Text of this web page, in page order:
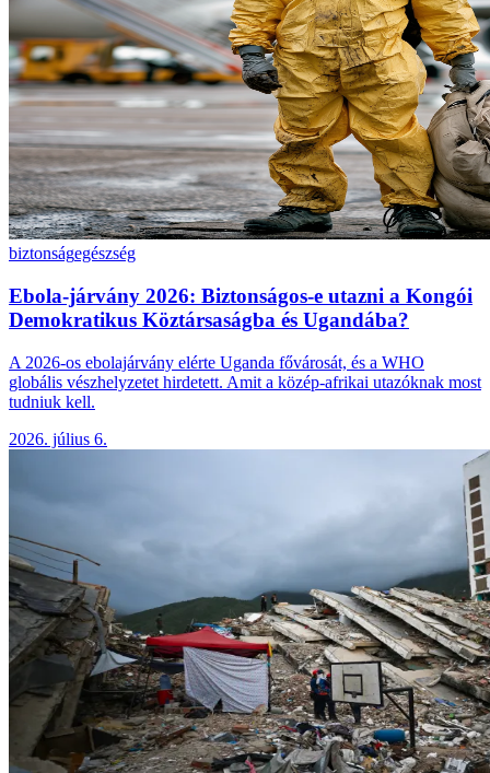
biztonságegészség
Ebola-járvány 2026: Biztonságos-e utazni a Kongói
Demokratikus Köztársaságba és Ugandába?
A 2026-os ebolajárvány elérte Uganda fővárosát, és a WHO
globális vészhelyzetet hirdetett. Amit a közép-afrikai utazóknak most
tudniuk kell.
2026. július 6.